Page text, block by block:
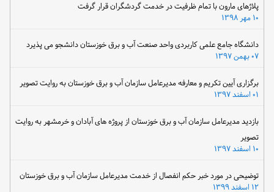
پلاژهای مارون با تمام ظرفیت در خدمت گردشگران قرار گرفت
دانشگاه جامع علمی کاربردی واحد صنعت آب و برق خوزستان دانشجو می پذیرد
برگزاری آیین تکریم و معارفه مدیرعامل سازمان آب و برق خوزستان به روایت تصویر
بازدید مدیرعامل سازمان آب و برق خوزستان از پروژه های آبادان و خرمشهر به روایت
تصویر
توضیحی در مورد خبر حکم انفصال از خدمت مدیرعامل سازمان آب و برق خوزستان